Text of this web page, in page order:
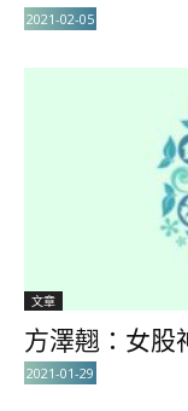
2021-02-05
文章
方澤翹：女股
2021-01-29